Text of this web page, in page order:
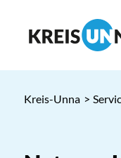
Kreis-Unna >